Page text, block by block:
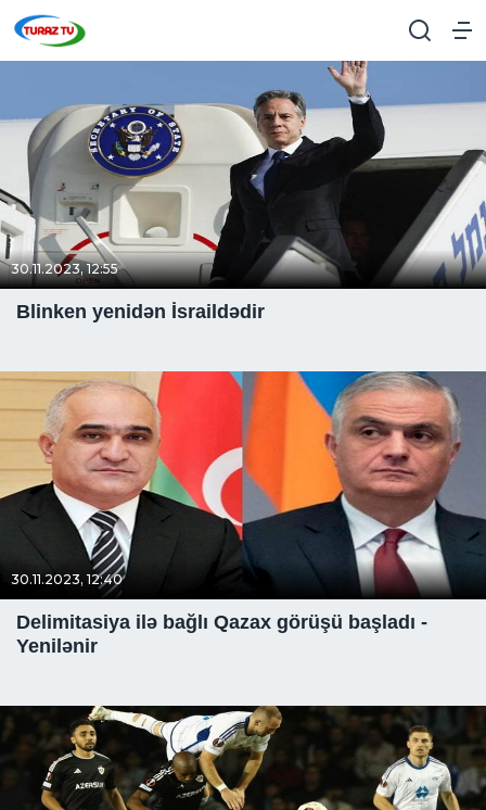
30.11.2023, 12:55
Blinken yenidən İsraildədir
30.11.2023, 12:40
Delimitasiya ilə bağlı Qazax görüşü başladı -
Yenilənir